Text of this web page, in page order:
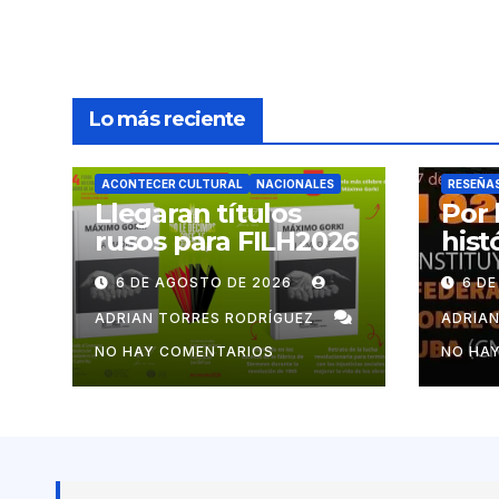
Lo más reciente
ACONTECER CULTURAL NACIONALES
Llegaran títulos
rusos para FILH2026
6 DE AGOSTO DE 2026
ADRIAN TORRES RODRÍGUEZ
NO HAY COMENTARIOS
Por
6
NO